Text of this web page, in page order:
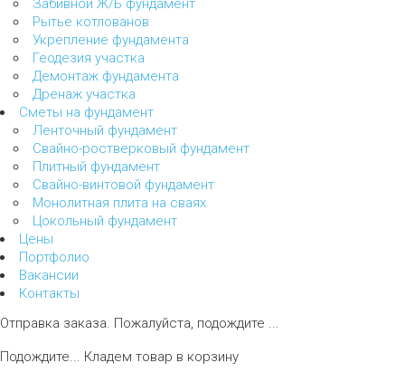
Забивной Ж/Б фундамент
Рытье котлованов
Укрепление фундамента
Геодезия участка
Демонтаж фундамента
Дренаж участка
Сметы на фундамент
Ленточный фундамент
Свайно-ростверковый фундамент
Плитный фундамент
Свайно-винтовой фундамент
Монолитная плита на сваях
Цокольный фундамент
Цены
Портфолио
Вакансии
Контакты
Отправка заказа. Пожалуйста, подождите ...
Подождите... Кладем товар в корзину